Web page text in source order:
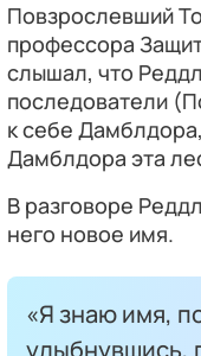
Повзрослевший
профессора
слышал, что
последователи
к себе
Дамблдора эта
В разговоре
него новое имя.
«Я знаю имя,
улыбнувшись,